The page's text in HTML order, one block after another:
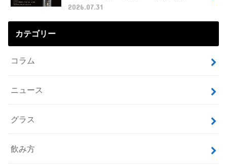
2026.07.31
カテゴリー
コラム
ニュース
グラス
飲み方